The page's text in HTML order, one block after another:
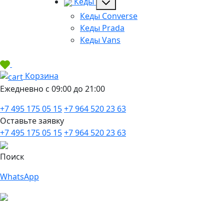
Кеды Converse
Кеды Prada
Кеды Vans
Корзина
Ежедневно с 09:00 до 21:00
+7 495 175 05 15+7 964 520 23 63
Оставьте заявку
+7 495 175 05 15+7 964 520 23 63
Поиск
WhatsApp